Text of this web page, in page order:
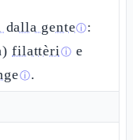
dalla genteⓘ:
filattèriⓘ e
ⓘ.